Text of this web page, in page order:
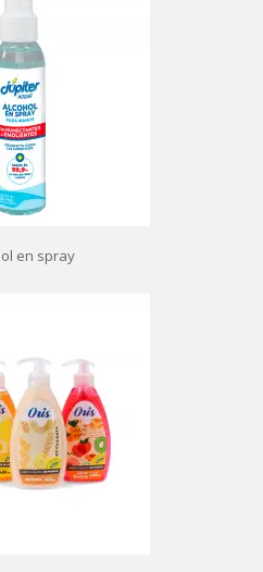
en spray